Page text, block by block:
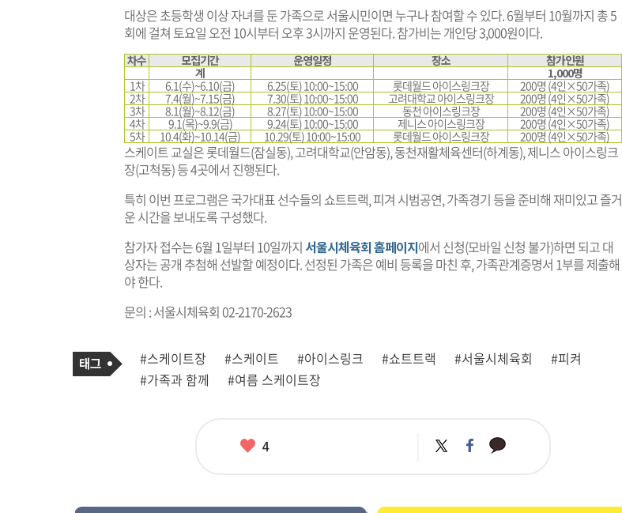
대상은 초등학생 이상 자녀를 둔 가족으로 서울시민이면 누구나 참여할 수 있다. 6월부터 10월까지 총 5
회에 걸쳐 토요일 오전 10시부터 오후 3시까지 운영된다. 참가비는 개인당 3,000원이다.
차수 모집기간 운영일정 장소
참가인원
계
1,000명
1차
6.1(수)~6.10(금) 6.25(토) 10:00~15:00 롯데월드 아이스링크장
200명 (4인×50가족)
2차
7.4(월)~7.15(금) 7.30(토) 10:00~15:00 고려대학교 아이스링크장
200명 (4인×50가족)
3차
8.1(월)~8.12(금) 8.27(토) 10:00~15:00 동천 아이스링크장
200명 (4인×50가족)
4차
9.1(목)~9.9(금) 9.24(토) 10:00~15:00 제니스 아이스링크장
200명 (4인×50가족)
5차
10.4(화)~10.14(금) 10.29(토) 10:00~15:00 롯데월드 아이스링크장 200명 (4인×50가족)
스케이트 교실은 롯데월드(잠실동), 고려대학교(안암동), 동천재활체육센터(하계동), 제니스 아이스링크
장(고척동) 등 4곳에서 진행된다.
특히 이번 프로그램은 국가대표 선수들의 쇼트트랙, 피겨 시범공연, 가족경기 등을 준비해 재미있고 즐거
운 시간을 보내도록 구성했다.
참가자 접수는 6월 1일부터 10일까지 서울시체육회 홈페이지에서 신청(모바일 신청 불가)하면 되고 대
상자는 공개 추첨해 선발할 예정이다. 선정된 가족은 예비 등록을 마친 후, 가족관계증명서 1부를 제출해
야 한다.
문의 : 서울시체육회 02-2170-2623
사
관
련
태
그
#스케이트장 #스케이트 #아이스링크 #쇼트트랙 #서울시체육회
#피켜
#가족과 함께
#여름 스케이트장
좋
4 트
위
페
이
카
카